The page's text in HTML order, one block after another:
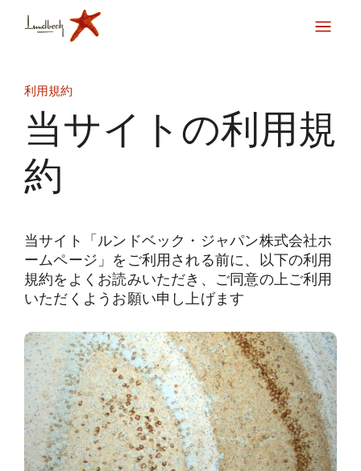
利用規約
当サイトの利用規
約
当サイト「ルンドベック・ジャパン株式会社ホ
ームページ」をご利用される前に、以下の利用
規約をよくお読みいただき、ご同意の上ご利用
いただくようお願い申し上げます